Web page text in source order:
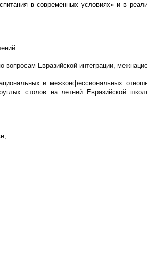
в современных условиях» и в
Евразийской интеграции,
и межконфессиональных
столов на летней Евразийской